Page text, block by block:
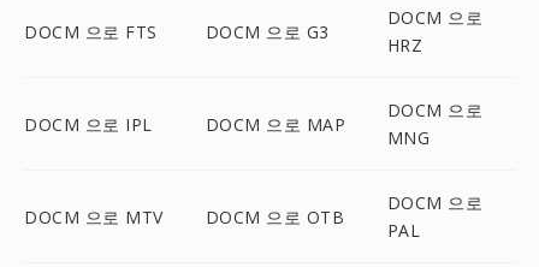
DOCM 으로 FTS DOCM 으로 G3
DOCM 으로
HRZ
DOCM 으로 IPL DOCM 으로 MAP
DOCM 으로
MNG
DOCM 으로 MTV DOCM 으로 OTB
DOCM 으로
PAL